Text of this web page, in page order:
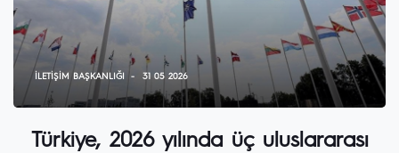
İLETIŞIM BAŞKANLIĞI 31 05 2026
Türkiye, 2026 yılında üç uluslararası